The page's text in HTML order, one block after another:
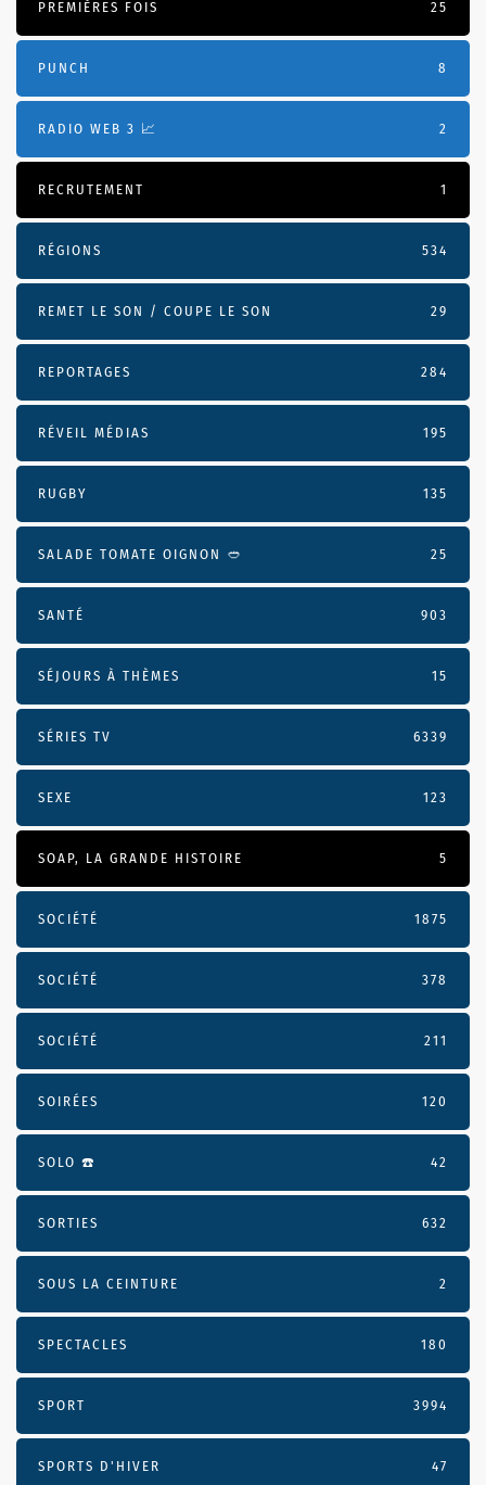
PREMIÈRES FOIS 25
PUNCH 8
RADIO WEB 3 📈 2
RECRUTEMENT 1
RÉGIONS 534
REMET LE SON / COUPE LE SON 29
REPORTAGES 284
RÉVEIL MÉDIAS 195
RUGBY 135
SALADE TOMATE OIGNON 🥙 25
SANTÉ 903
SÉJOURS À THÈMES 15
SÉRIES TV 6339
SEXE 123
SOAP, LA GRANDE HISTOIRE 5
SOCIÉTÉ 1875
SOCIÉTÉ 378
SOCIÉTÉ 211
SOIRÉES 120
SOLO ☎️ 42
SORTIES 632
SOUS LA CEINTURE 2
SPECTACLES 180
SPORT 3994
SPORTS D'HIVER 47